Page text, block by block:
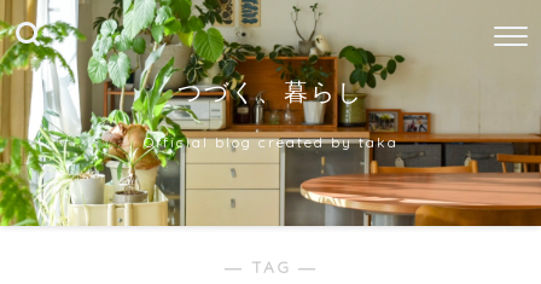
つづく、暮らし
Official blog created by taka
― TAG ―